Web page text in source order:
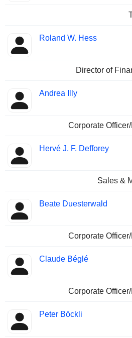
Roland W. Hess
Director of
Andrea Illy
Corporate
Hervé J. F. Defforey
Sales &
Beate Duesterwald
Corporate
Claude Béglé
Corporate
Peter Böckli